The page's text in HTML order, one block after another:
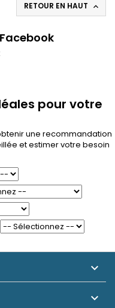
RETOUR EN HAUT 
pour votre
une recommandation
et estimer votre besoin

